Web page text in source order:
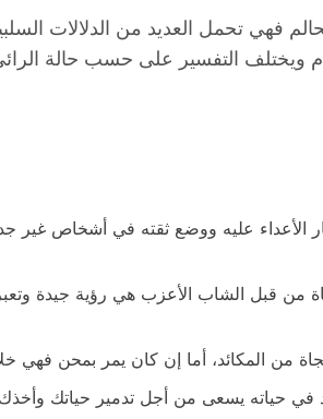
فهي تحمل العديد من الدلالات
ويختلف التفسير على حسب حالة
الأعداء عليه ووضع ثقته في أشخاص غير
من قبل الشاب الأعزب هي رؤية جيدة
من المكائد، أما إن كان يمر بمحن
في حياته يسعى من أجل تدمير حياتك